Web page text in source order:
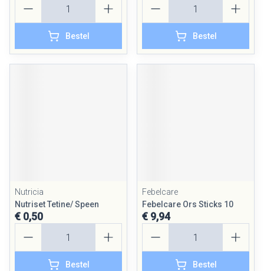
Bestel Bestel
Nutricia
Nutriset Tetine/ Speen
€ 0,50
Bestel
Febelcare
Febelcare Ors Sticks 10
€ 9,94
Bestel